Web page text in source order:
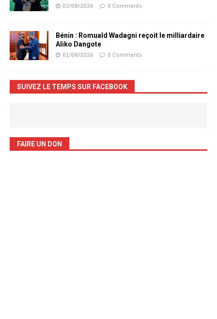
02/08/2026 0 Comments
Bénin : Romuald Wadagni reçoit le milliardaire
Aliko Dangote
01/08/2026 0 Comments
SUIVEZ LE TEMPS SUR FACEBOOK
FAIRE UN DON